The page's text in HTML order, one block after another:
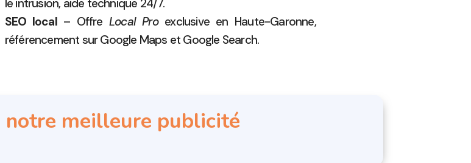
le intrusion, aide technique 24/7.
SEO local– Offre Local Proexclusive en Haute-Garonne,
référencement sur Google Maps et Google Search.
notre meilleure publicité